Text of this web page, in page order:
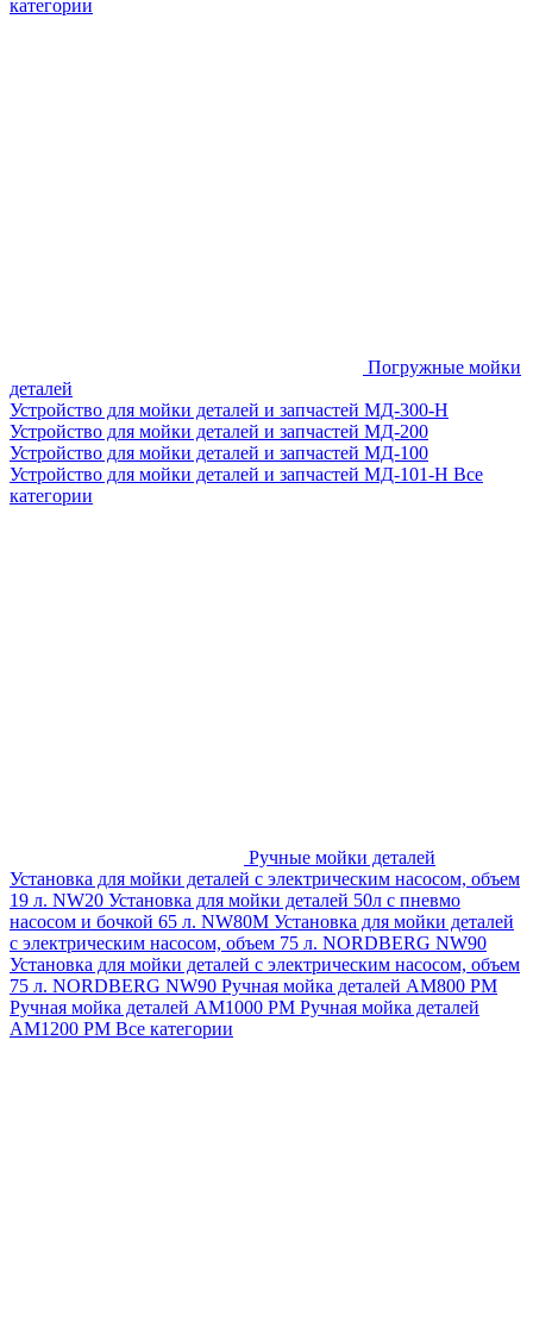
категории
Погружные мойки
деталей
Устройство для мойки деталей и запчастей МД-300-H
Устройство для мойки деталей и запчастей МД-200
Устройство для мойки деталей и запчастей МД-100
Устройство для мойки деталей и запчастей МД-101-Н Все
категории
Ручные мойки деталей
Установка для мойки деталей с электрическим насосом, объем
19 л. NW20 Установка для мойки деталей 50л с пневмо
насосом и бочкой 65 л. NW80M Установка для мойки деталей
с электрическим насосом, объем 75 л. NORDBERG NW90
Установка для мойки деталей с электрическим насосом, объем
75 л. NORDBERG NW90 Ручная мойка деталей АМ800 РМ
Ручная мойка деталей АМ1000 РМ Ручная мойка деталей
АМ1200 РМ Все категории